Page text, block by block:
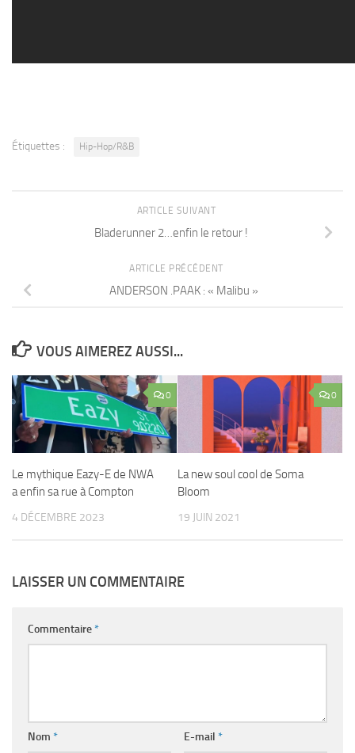
Étiquettes : Hip-Hop/R&B
ARTICLE SUIVANT
Bladerunner 2…enfin le retour !
ARTICLE PRÉCÉDENT
ANDERSON .PAAK : « Malibu »
VOUS AIMEREZ AUSSI...
0
Le mythique Eazy-E de NWA
a enfin sa rue à Compton
4 DÉCEMBRE 2023
0
La new soul cool de Soma
Bloom
19 JUIN 2021
LAISSER UN COMMENTAIRE
Commentaire*
Nom * E-mail *